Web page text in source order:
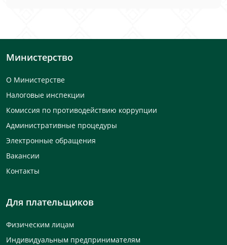
Министерство
О Министерстве
Налоговые инспекции
Комиссия по противодействию коррупции
Административные процедуры
Электронные обращения
Вакансии
Контакты
Для плательщиков
Физическим лицам
Индивидуальным предпринимателям